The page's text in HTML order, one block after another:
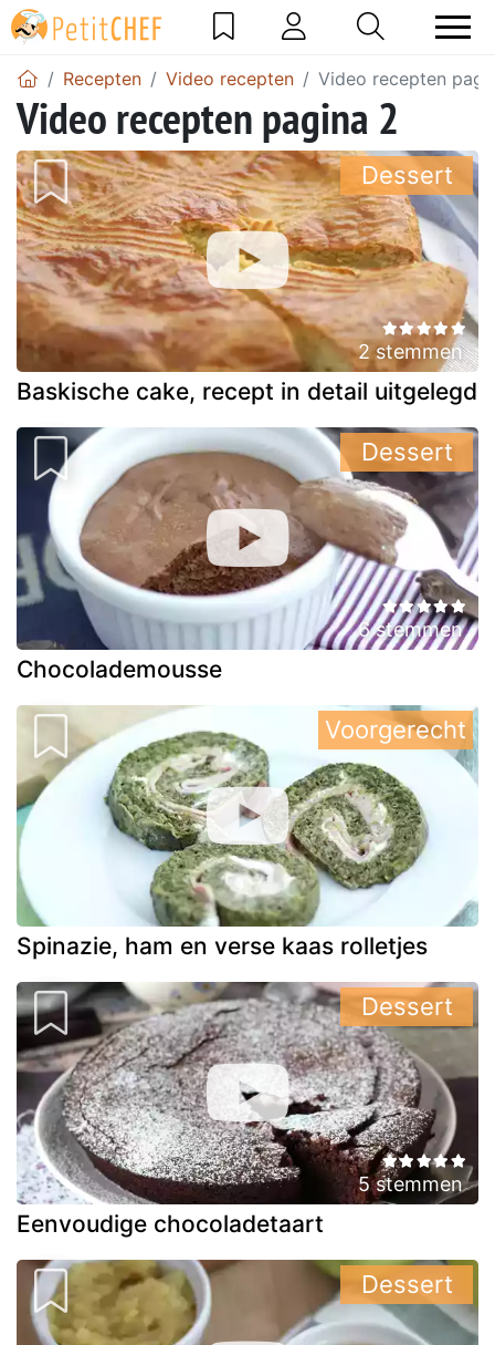
Recepten Video recepten Video recepten
Video recepten pagina 2
2 stemmen
Baskische cake, recept in detail uitgelegd
Dessert
6 stemmen
Chocolademousse
Dessert
Spinazie, ham en verse kaas rolletjes
Voorgerecht
5 stemmen
Eenvoudige chocoladetaart
Dessert
Dessert